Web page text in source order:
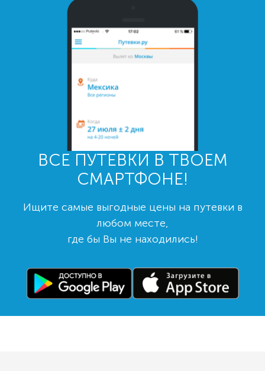
ВСЕ ПУТЕВКИ В ТВОЕМ
СМАРТФОНЕ!
Ищите самые выгодные цены на путевки в
любом месте,
где бы Вы не находились!